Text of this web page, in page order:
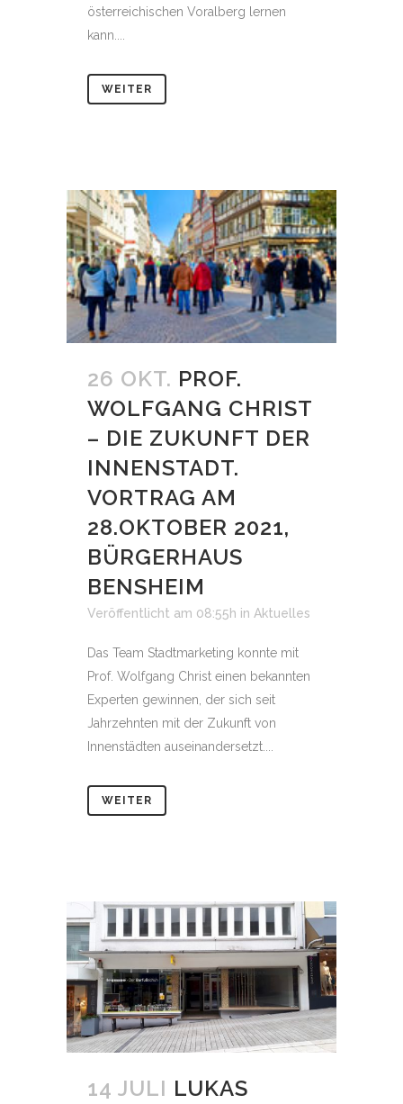
österreichischen Voralberg lernen
kann....
WEITER
26 OKT. PROF.
WOLFGANG CHRIST
– DIE ZUKUNFT DER
INNENSTADT.
VORTRAG AM
28.OKTOBER 2021,
BÜRGERHAUS
BENSHEIM
Veröffentlicht am 08:55h in Aktuelles
Das Team Stadtmarketing konnte mit
Prof. Wolfgang Christ einen bekannten
Experten gewinnen, der sich seit
Jahrzehnten mit der Zukunft von
Innenstädten auseinandersetzt....
WEITER
14 JULI LUKAS